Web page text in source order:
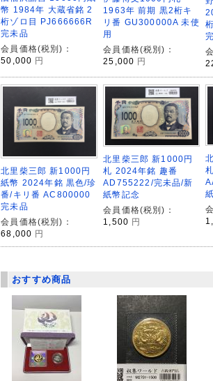
幣 1984年 大蔵省銘 2
桁ゾロ目 PJ666666R
完未品
会員価格(税別)：
50,000 円
1963年 前期 黒2桁キ
リ番 GU300000A 未使
用
会員価格(税別)：
25,000 円
北里柴三郎 新1000円
紙幣 2024年銘 黒色/珍
番/キリ番 AC800000
完未品
会員価格(税別)：
68,000 円
北里柴三郎 新1000円
札 2024年銘 趣番
AD755222/完未品/新
紙幣記念
会員価格(税別)：
1,500 円
おすすめ商品